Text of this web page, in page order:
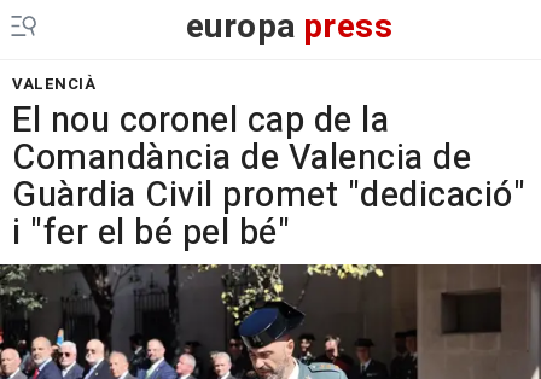
europa press
VALENCIÀ
El nou coronel cap de la
Comandància de Valencia de
Guàrdia Civil promet "dedicació"
i "fer el bé pel bé"